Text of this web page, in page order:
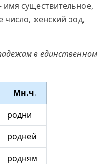
имя существительное,
число, женский род,
в единственном
Мн.ч.
родни
родней
родням